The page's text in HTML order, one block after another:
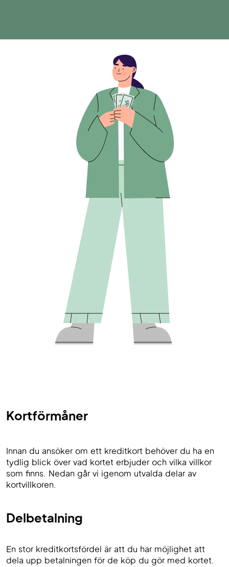
Kortförmåner
Innan du ansöker om ett kreditkort behöver du ha en
tydlig blick över vad kortet erbjuder och vilka villkor
som finns. Nedan går vi igenom utvalda delar av
kortvillkoren.
Delbetalning
En stor kreditkortsfördel är att du har möjlighet att
dela upp betalningen för de köp du gör med kortet.